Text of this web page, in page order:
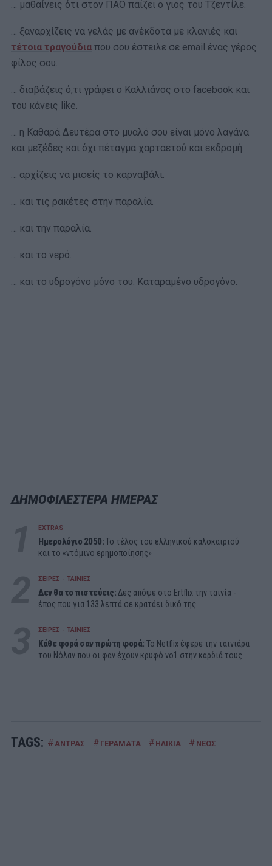
… μαθαίνεις ότι στον ΠΑΟ παίζει ο γιος του Τζεντίλε.
… ξαναρχίζεις να γελάς με ανέκδοτα με κλανιές και
τέτοια τραγούδια που σου έστειλε σε email ένας γέρος
φίλος σου.
… διαβάζεις ό,τι γράφει ο Καλλιάνος στο facebook και
του κάνεις like.
… η Καθαρά Δευτέρα στο μυαλό σου είναι μόνο λαγάνα
και μεζέδες και όχι πέταγμα χαρταετού και εκδρομή.
… αρχίζεις να μισείς το καρναβάλι.
… και τις ρακέτες στην παραλία.
… και την παραλία.
… και το νερό.
… και το υδρογόνο μόνο του. Καταραμένο υδρογόνο.
ΔΗΜΟΦΙΛΕΣΤΕΡΑ ΗΜΕΡΑΣ
EXTRAS
Ημερολόγιο 2050:To τέλος του ελληνικού καλοκαιριού
και το «ντόμινο ερημοποίησης»
ΣΕΙΡΕΣ - ΤΑΙΝΙΕΣ
Δεν θα το πιστεύεις:Δες απόψε στο Ertflix την ταινία -
έπος που για 133 λεπτά σε κρατάει δικό της
ΣΕΙΡΕΣ - ΤΑΙΝΙΕΣ
Κάθε φορά σαν πρώτη φορά: Το Netflix έφερε την ταινιάρα
του Νόλαν που οι φαν έχουν κρυφό νο1 στην καρδιά τους
TAGS: # ΑΝΤΡΑΣ # ΓΕΡΑΜΑΤΑ # ΗΛΙΚΙΑ # ΝΕΟΣ